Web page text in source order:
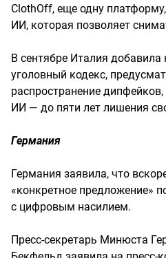
ClothOff, еще одну
ИИ, которая позволяет
В сентябре Италия
уголовный кодекс,
распространение
ИИ — до пяти лет лишения
Германия
Германия заявила, что
«конкретное предложение»
с цифровым насилием.
Пресс-секретарь Минюста